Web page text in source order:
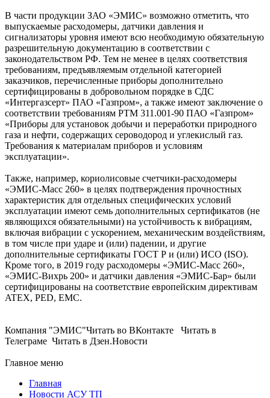
В части продукции ЗАО «ЭМИС» возможно отметить, что
выпускаемые расходомеры, датчики давления и
сигнализаторы уровня имеют всю необходимую обязательную
разрешительную документацию в соответствии с
законодательством РФ. Тем не менее в целях соответствия
требованиям, предъявляемым отдельной категорией
заказчиков, перечисленные приборы дополнительно
сертифицированы в добровольном порядке в СДС
«Интергазсерт» ПАО «Газпром», а также имеют заключение о
соответствии требованиям РТМ 311.001-90 ПАО «Газпром»
«Приборы для установок добычи и переработки природного
га­за и нефти, содержащих сероводород и углекислый газ.
Требования к материалам приборов и условиям
эксплуатации».
Также, например, кориолисовые счетчики-расходомеры
«ЭМИС-Масс 260» в целях подтверждения прочностных
характеристик для отдельных специфических условий
эксплуатации имеют семь дополнительных сертификатов (не
являющихся обязательными) на устойчивость к вибрациям,
включая вибрации с ускорением, механическим воздействиям,
в том числе при ударе и (или) падении, и другие
дополнительные сертификаты ГОСТ Р и (или) ИСО (ISO).
Кроме то­го, в 2019 го­ду расходомеры «ЭМИС-Масс 260»,
«ЭМИС-Вихрь 200» и датчики давления «ЭМИС-Бар» бы­ли
сертифицированы на соответствие европейским директивам
ATEX, PED, EMC.
Компания "ЭМИС"Читать во ВКонтакте Читать в
Телеграме Читать в Дзен.Новости
Главное меню
Главная
Новости АСУ ТП